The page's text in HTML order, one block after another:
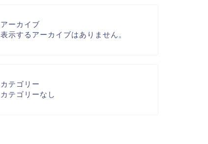
アーカイブ
表示するアーカイブはありません。
カテゴリー
カテゴリーなし